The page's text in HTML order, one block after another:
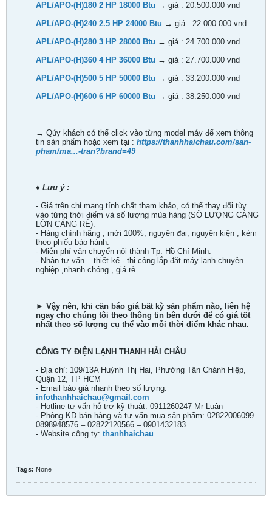
APL/APO-(H)180 2 HP 18000 Btu → giá : 20.500.000 vnd
APL/APO-(H)240 2.5 HP 24000 Btu → giá : 22.000.000 vnd
APL/APO-(H)280 3 HP 28000 Btu → giá : 24.700.000 vnd
APL/APO-(H)360 4 HP 36000 Btu → giá : 27.700.000 vnd
APL/APO-(H)500 5 HP 50000 Btu → giá : 33.200.000 vnd
APL/APO-(H)600 6 HP 60000 Btu → giá : 38.250.000 vnd
→ Qúy khách có thể click vào từng model máy để xem thông
tin sản phẩm hoặc xem tại : https://thanhhaichau.com/san-
pham/ma...-tran?brand=49
♦ Lưu ý :
- Giá trên chỉ mang tính chất tham khảo, có thể thay đổi tùy
vào từng thời điểm và số lượng mùa hàng (SỐ LƯỢNG CÀNG
LỚN CÀNG RẺ).
- Hàng chính hãng , mới 100%, nguyên đai, nguyên kiện , kèm
theo phiếu bảo hành.
- Miễn phí vận chuyển nội thành Tp. Hồ Chí Minh.
- Nhận tư vấn – thiết kế - thi công lắp đặt máy lạnh chuyên
nghiệp ,nhanh chóng , giá rẻ.
► Vậy nên, khi cần báo giá bất kỳ sản phẩm nào, liên hệ
ngay cho chúng tôi theo thông tin bên dưới để có giá tốt
nhất theo số lượng cụ thể vào mỗi thời điểm khác nhau.
CÔNG TY ĐIỆN LẠNH THANH HẢI CHÂU
- Địa chỉ: 109/13A Huỳnh Thị Hai, Phường Tân Chánh Hiệp,
Quận 12, TP HCM
- Email báo giá nhanh theo số lượng:
infothanhhaichau@gmail.com
- Hotline tư vấn hỗ trợ kỹ thuật: 0911260247 Mr Luân
- Phòng KD bán hàng và tư vấn mua sản phẩm: 02822006099 –
0898948576 – 02822120566 – 0901432183
- Website công ty: thanhhaichau
Tags: None